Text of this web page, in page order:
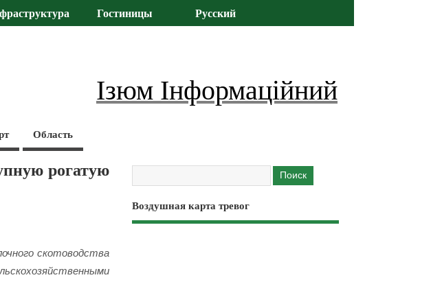
Гостиницы Русский
Ізюм Інформаційний
Область
рогатую
скотоводства
Воздушная карта тревог